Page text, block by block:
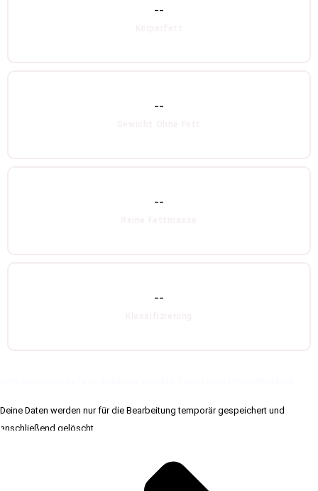
--
--
--
--
Deine Daten werden nur für die Bearbeitung temporär gespeichert und
anschließend gelöscht.